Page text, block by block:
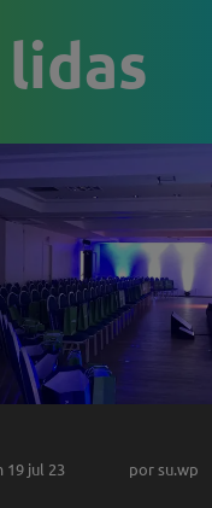
19 jul 23 por su.wp